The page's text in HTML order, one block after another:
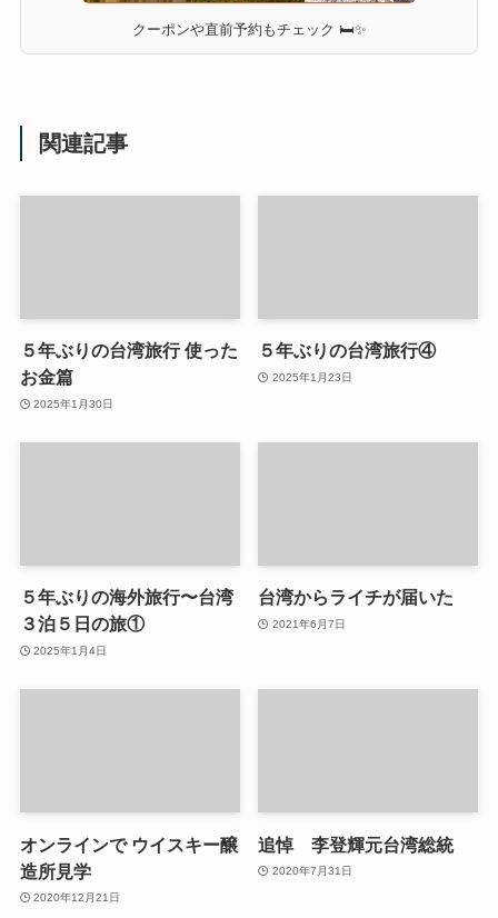
クーポンや直前予約もチェック 🛏✨
関連記事
５年ぶりの台湾旅行 使った
お金篇
2025年1月30日
５年ぶりの台湾旅行④
2025年1月23日
５年ぶりの海外旅行〜台湾
３泊５日の旅①
2025年1月4日
台湾からライチが届いた
2021年6月7日
オンラインで ウイスキー醸
造所見学
2020年12月21日
追悼 李登輝元台湾総統
2020年7月31日